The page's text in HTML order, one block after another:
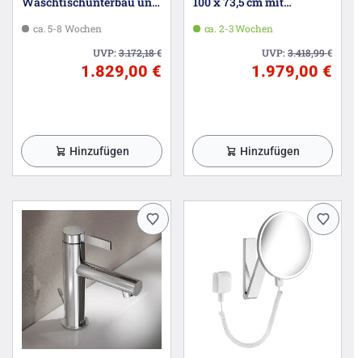
cmca. 5-8 Wochen
UVP:3.172,18€
1.829,00 €
Hinzufügen
Beleuchtung, 2 Türen
ca. 2-3 Wochen
UVP:3.418,99€
1.979,00 €
Hinzufügen